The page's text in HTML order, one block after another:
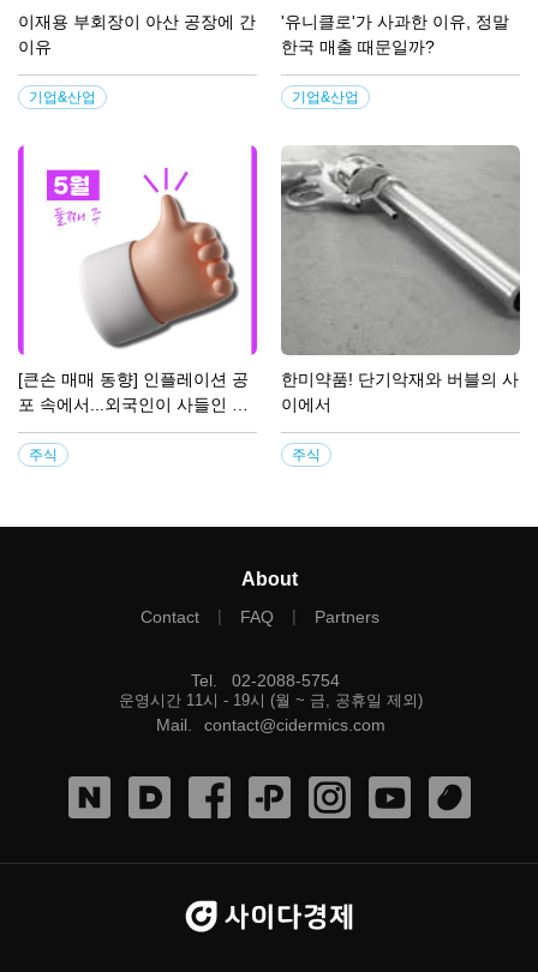
이재용 부회장이 아산 공장에 간
이유
기업&산업
'유니클로'가 사과한 이유, 정말
한국 매출 때문일까?
기업&산업
[큰손 매매 동향] 인플레이션 공
포 속에서...외국인이 사들인 주
식은?
주식
한미약품! 단기악재와 버블의 사
이에서
주식
About
Contact | FAQ | Partners
Tel 02-2088-5754
운영시간 11시 - 19시 (월 ~ 금, 공휴일 제외)
Mail contact@cidermics.com